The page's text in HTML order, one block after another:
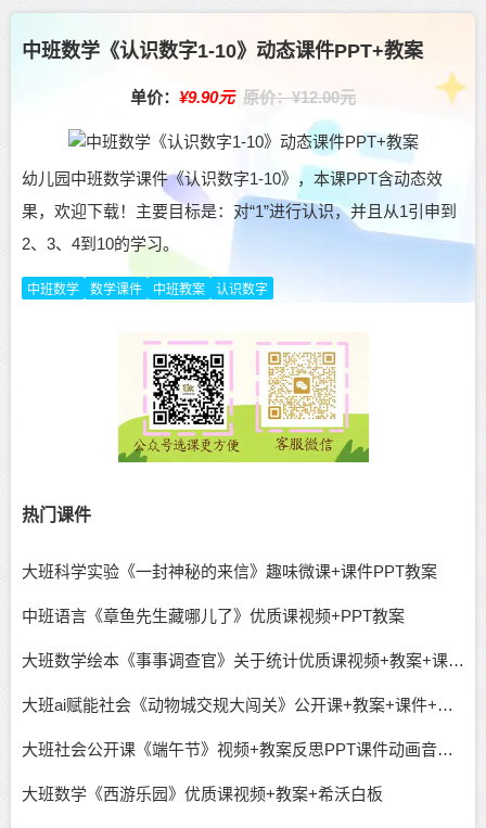
中班数学《认识数字1-10》动态课件PPT+教案
单价： ¥9.90元 原价：¥12.00元
幼儿园中班数学课件《认识数字1-10》，本课PPT含动态效
果，欢迎下载！主要目标是：对“1”进行认识，并且从1引申到
2、3、4到10的学习。
中班数学 数学课件 中班教案 认识数字
热门课件
大班科学实验《一封神秘的来信》趣味微课+课件PPT教案
中班语言《章鱼先生藏哪儿了》优质课视频+PPT教案
大班数学绘本《事事调查官》关于统计优质课视频+教案+课件+希沃+操作单
大班ai赋能社会《动物城交规大闯关》公开课+教案+课件+说课稿
大班社会公开课《端午节》视频+教案反思PPT课件动画音乐教具图
大班数学《西游乐园》优质课视频+教案+希沃白板